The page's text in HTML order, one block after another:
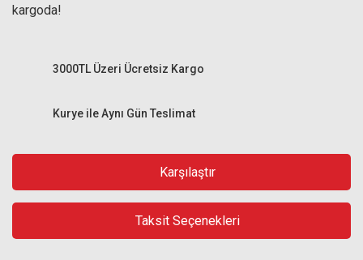
kargoda!
Kurye ile Aynı Gün Teslimat
3000TL Üzeri Ücretsiz Kargo
Karşılaştır
Taksit Seçenekleri